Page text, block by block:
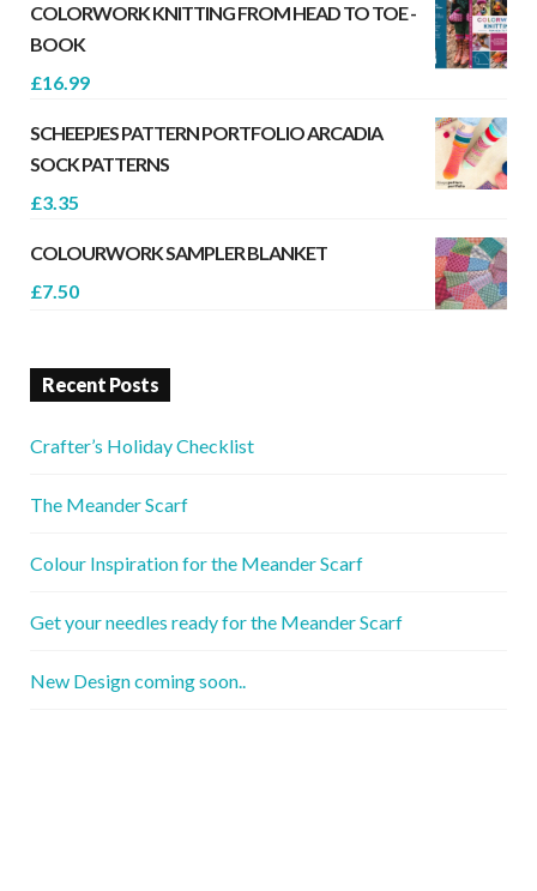
COLORWORK KNITTING FROM HEAD TO TOE -
BOOK
£16.99
SCHEEPJES PATTERN PORTFOLIO ARCADIA
SOCK PATTERNS
£3.35
COLOURWORK SAMPLER BLANKET
£7.50
Recent Posts
Crafter’s Holiday Checklist
The Meander Scarf
Colour Inspiration for the Meander Scarf
Get your needles ready for the Meander Scarf
New Design coming soon..